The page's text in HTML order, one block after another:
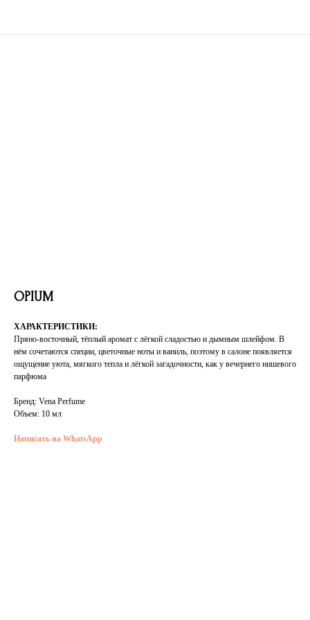
OPIUM
ХАРАКТЕРИСТИКИ:
Пряно‑восточный, тёплый аромат с лёгкой сладостью и дымным шлейфом. В
нём сочетаются специи, цветочные ноты и ваниль, поэтому в салоне появляется
ощущение уюта, мягкого тепла и лёгкой загадочности, как у вечернего нишевого
парфюма
Бренд: Vena Perfume
Объем: 10 мл
Написать на WhatsApp